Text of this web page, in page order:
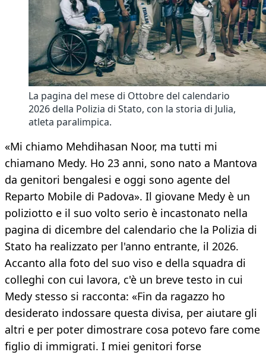
La pagina del mese di Ottobre del calendario
2026 della Polizia di Stato, con la storia di Julia,
atleta paralimpica.
«Mi chiamo Mehdihasan Noor, ma tutti mi
chiamano Medy. Ho 23 anni, sono nato a Mantova
da genitori bengalesi e oggi sono agente del
Reparto Mobile di Padova». Il giovane Medy è un
poliziotto e il suo volto serio è incastonato nella
pagina di dicembre del calendario che la Polizia di
Stato ha realizzato per l'anno entrante, il 2026.
Accanto alla foto del suo viso e della squadra di
colleghi con cui lavora, c'è un breve testo in cui
Medy stesso si racconta: «Fin da ragazzo ho
desiderato indossare questa divisa, per aiutare gli
altri e per poter dimostrare cosa potevo fare come
figlio di immigrati. I miei genitori forse